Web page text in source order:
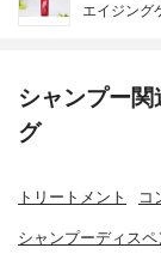
エイジング
シャンプー
グ
トリートメント コ
シャンプーディスペ